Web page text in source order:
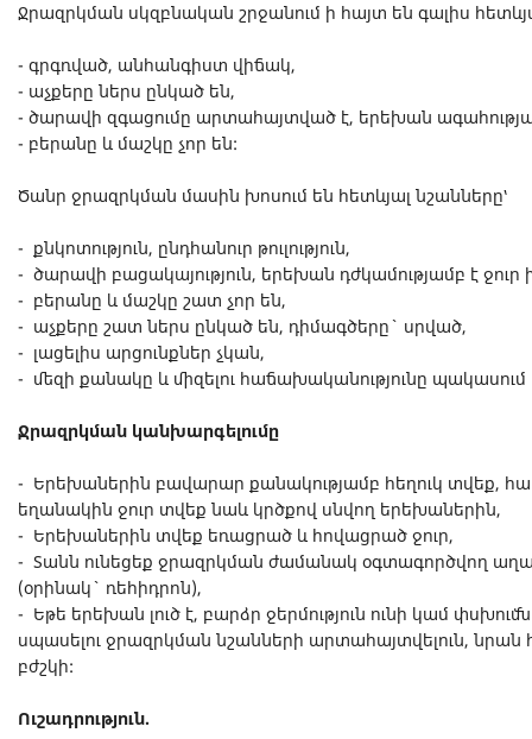
Ջրազրկման սկզբնական շրջանում ի հայտ են գալիս
- գրգռված, անհանգիստ վիճակ,
- աչքերը ներս ընկած են,
- ծարավի զգացումը արտահայտված է, երեխան
- բերանը և մաշկը չոր են:
Ծանր ջրազրկման մասին խոսում են հետևյալ նշանները՝
- քնկոտություն, ընդհանուր թուլություն,
- ծարավի բացակայություն, երեխան դժկամությամբ է ջուր
- բերանը և մաշկը շատ չոր են,
- աչքերը շատ ներս ընկած են, դիմագծերը` սրված,
- լացելիս արցունքներ չկան,
- մեզի քանակը և միզելու հաճախականությունը պակասում
Ջրազրկման կանխարգելումը
- Երեխաներին բավարար քանակությամբ հեղուկ տվեք,
եղանակին ջուր տվեք նաև կրծքով սնվող երեխաներին,
- Երեխաներին տվեք եռացրած և հովացրած ջուր,
- Տանն ունեցեք ջրազրկման ժամանակ օգտագործվող
(օրինակ` ռեհիդրոն),
- Եթե երեխան լուծ է, բարձր ջերմություն ունի կամ
սպասելու ջրազրկման նշանների արտահայտվելուն, նրան
բժշկի:
Ուշադրություն.